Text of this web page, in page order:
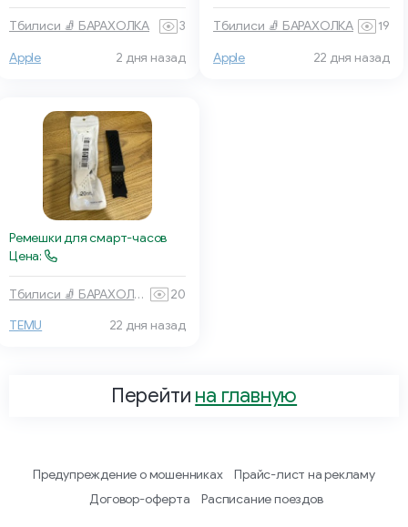
Тбилиси 🧦 БАРАХОЛКА 3
Apple 2 дня назад
Тбилиси 🧦 БАРАХОЛКА 19
Apple 22 дня назад
Ремешки для смарт-часов
Цена:
Тбилиси 🧦 БАРАХОЛКА 20
TEMU 22 дня назад
Перейти на главную
Предупреждение о мошенниках
Прайс-лист на рекламу
Договор-оферта
Расписание поездов